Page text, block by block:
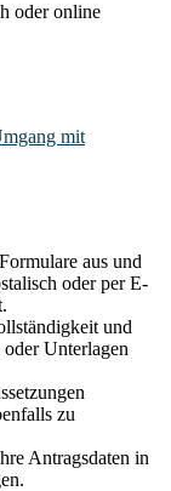
oder online
mit
aus und
oder per E-
und
Unterlagen
zu
Antragsdaten in